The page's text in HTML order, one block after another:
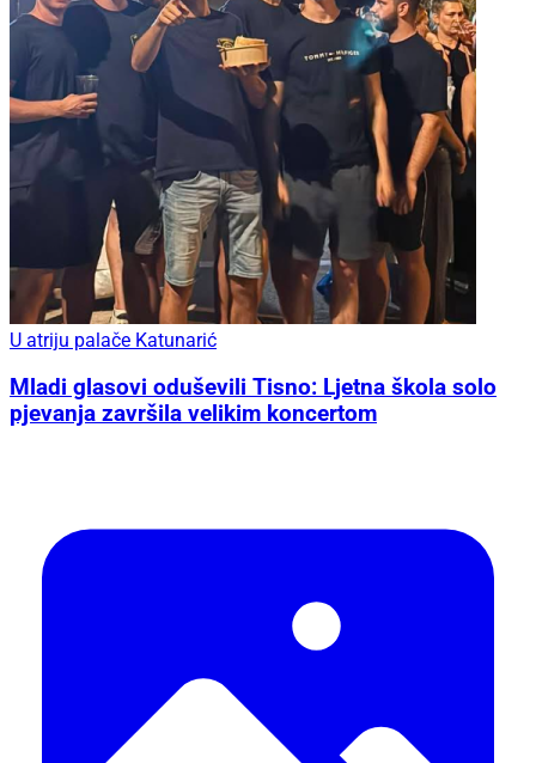
U atriju palače Katunarić
Mladi glasovi oduševili Tisno: Ljetna škola solo
pjevanja završila velikim koncertom